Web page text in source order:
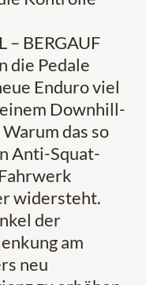
– BERGAUF
die Pedale
Enduro viel
Downhill-
das so
Anti-Squat-
widersteht.
der
am
neu